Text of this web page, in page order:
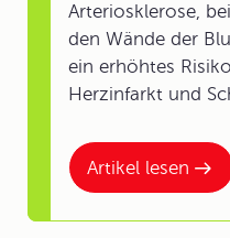
Artikel lesen
Arteriosklerose,
den Wände der
ein erhöhtes
Herzinfarkt und